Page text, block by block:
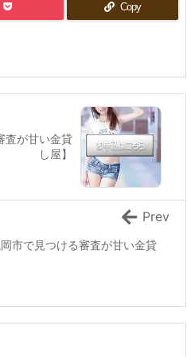
Copy
査が甘い金貸
し屋】
岡市で見つける審査が甘い金貸
Prev